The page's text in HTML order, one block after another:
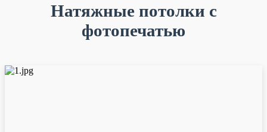
Натяжные потолки с
фотопечатью